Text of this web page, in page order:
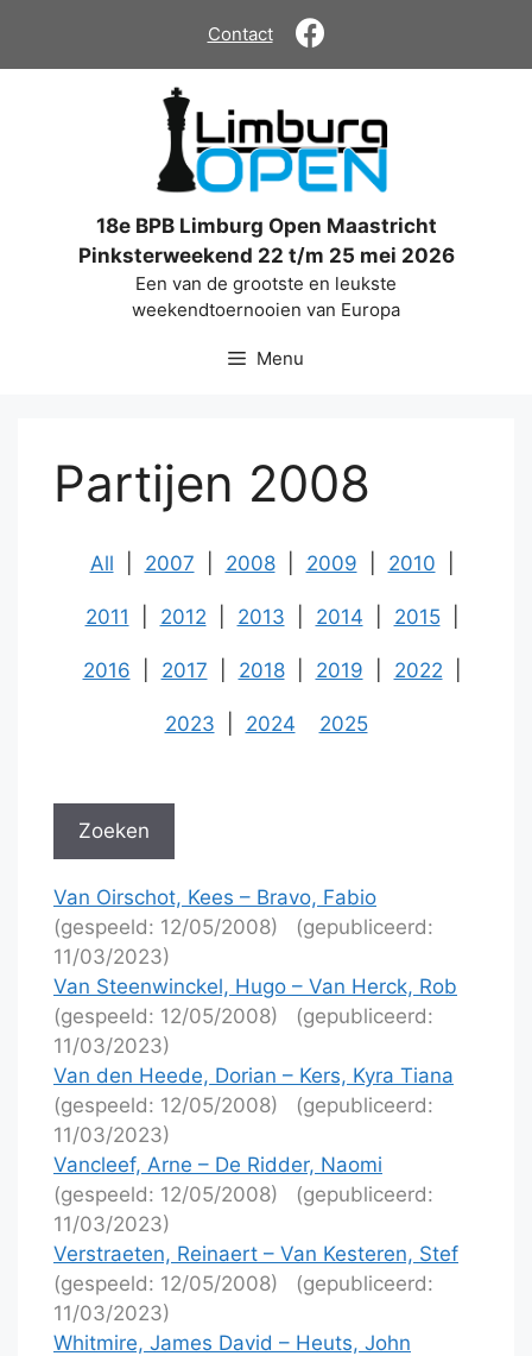
de
Contact
18e BPB Limburg Open Maastricht
Pinksterweekend 22 t/m 25 mei 2026
Een van de grootste en leukste
weekendtoernooien van Europa
Menu
Partijen 2008
All 2007 2008 2009 2010
2011 2012 2013 2014 2015
2016 2017 2018 2019 2022
2023 2024 2025
Van Oirschot, Kees – Bravo, Fabio
(gespeeld: 12/05/2008)
(gepubliceerd:
11/03/2023)
Van Steenwinckel, Hugo – Van Herck, Rob
(gespeeld: 12/05/2008)
(gepubliceerd:
11/03/2023)
Van den Heede, Dorian – Kers, Kyra Tiana
(gespeeld: 12/05/2008)
(gepubliceerd:
11/03/2023)
Vancleef, Arne – De Ridder, Naomi
(gespeeld: 12/05/2008)
(gepubliceerd:
11/03/2023)
Verstraeten, Reinaert – Van Kesteren, Stef
(gespeeld: 12/05/2008)
(gepubliceerd:
11/03/2023)
Whitmire, James David – Heuts, John